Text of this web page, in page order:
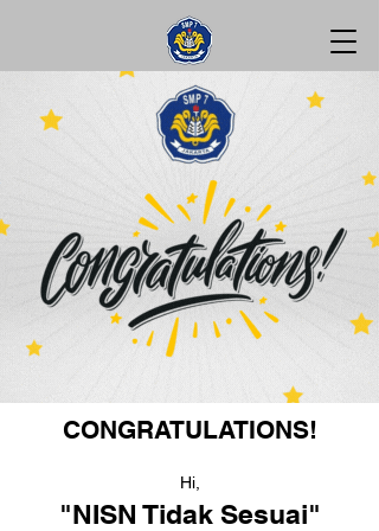
CONGRATULATIONS!
Hi,
"NISN Tidak Sesuai"